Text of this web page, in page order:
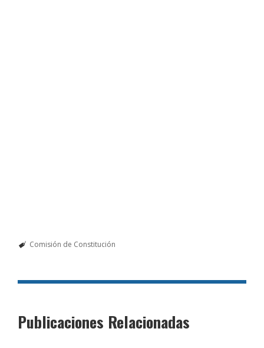
Comisión de Constitución
Publicaciones Relacionadas